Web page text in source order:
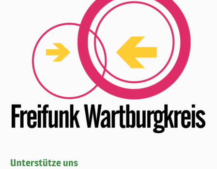
Unterstütze uns